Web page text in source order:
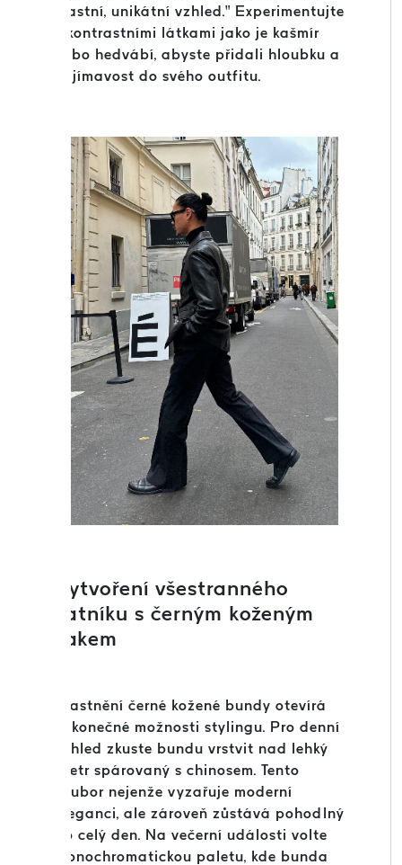
vlastní, unikátní vzhled.“ Experimentujte
s kontrastními látkami jako je kašmír
nebo hedvábí, abyste přidali hloubku a
zajímavost do svého outfitu.
Vytvoření všestranného
šatníku s černým koženým
sakem
Vlastnění černé kožené bundy otevírá
nekonečné možnosti stylingu. Pro denní
vzhled zkuste bundu vrstvit nad lehký
svetr spárovaný s chinosem. Tento
soubor nejenže vyzařuje moderní
eleganci, ale zároveň zůstává pohodlný
po celý den. Na večerní události volte
monochromatickou paletu, kde bunda